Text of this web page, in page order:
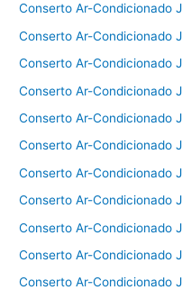
Conserto Ar-Condicionado
Conserto Ar-Condicionado
Conserto Ar-Condicionado
Conserto Ar-Condicionado
Conserto Ar-Condicionado
Conserto Ar-Condicionado
Conserto Ar-Condicionado
Conserto Ar-Condicionado
Conserto Ar-Condicionado
Conserto Ar-Condicionado
Conserto Ar-Condicionado